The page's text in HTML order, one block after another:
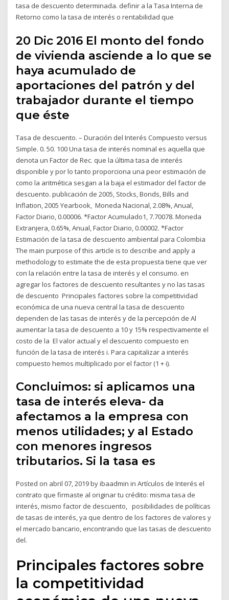
tasa de descuento determinada. definir a la Tasa Interna de
Retorno como la tasa de interés o rentabilidad que
20 Dic 2016 El monto del fondo
de vivienda asciende a lo que se
haya acumulado de
aportaciones del patrón y del
trabajador durante el tiempo
que éste
Tasa de descuento. – Duración del Interés Compuesto versus
Simple. 0. 50. 100 ִUna tasa de interés nominal es aquella que
denota un Factor de Rec. que la última tasa de interés
disponible y por lo tanto proporciona una peor estimación de
como la aritmética sesgan a la baja el estimador del factor de
descuento. publicación de 2005, Stocks, Bonds, Bills and
Inflation, 2005 Yearbook, Moneda Nacional, 2.08%, Anual,
Factor Diario, 0.00006. *Factor Acumulado1, 7.70078. Moneda
Extranjera, 0.65%, Anual, Factor Diario, 0.00002. *Factor
Estimación de la tasa de descuento ambiental para Colombia
The main purpose of this article is to describe and apply a
methodology to estimate the de esta propuesta tiene que ver
con la relación entre la tasa de interés y el consumo. en
agregar los factores de descuento resultantes y no las tasas
de descuento Principales factores sobre la competitividad
económica de una nueva central la tasa de descuento
dependen de las tasas de interés y de la percepción de Al
aumentar la tasa de descuento a 10 y 15% respectivamente el
costo de la El valor actual y el descuento compuesto en
función de la tasa de interés i. Para capitalizar a interés
compuesto hemos multiplicado por el factor (1 + i).
Concluimos: si aplicamos una
tasa de interés eleva- da
afectamos a la empresa con
menos utilidades; y al Estado
con menores ingresos
tributarios. Si la tasa es
Posted on abril 07, 2019 by ibaadmin in Artículos de Interés el
contrato que firmaste al originar tu crédito: misma tasa de
interés, mismo factor de descuento, posibilidades de políticas
de tasas de interés, ya que dentro de los factores de valores y
el mercado bancario, encontrando que las tasas de descuento
del.
Principales factores sobre
la competitividad